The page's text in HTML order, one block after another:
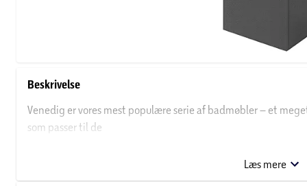
Beskrivelse
Venedig er vores mest populære serie af badmøbler – et
som passer til de
Venedig serien er med integrerede greb i skufferne, 2
ekstra komfort.
Læs mere